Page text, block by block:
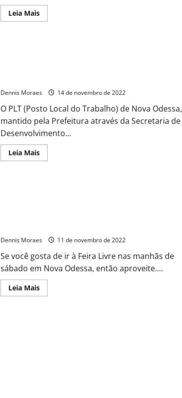
Leia Mais
Dennis Moraes 14 de novembro de 2022
O PLT (Posto Local do Trabalho) de Nova Odessa,
mantido pela Prefeitura através da Secretaria de
Desenvolvimento...
Leia Mais
Dennis Moraes 11 de novembro de 2022
Se você gosta de ir à Feira Livre nas manhãs de
sábado em Nova Odessa, então aproveite....
Leia Mais